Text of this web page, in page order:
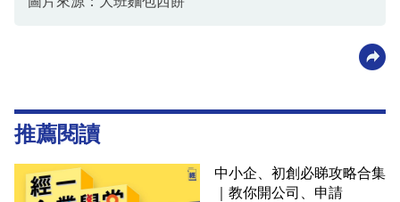
推薦閱讀
中小企、初創必睇攻略合集
｜教你開公司、申請